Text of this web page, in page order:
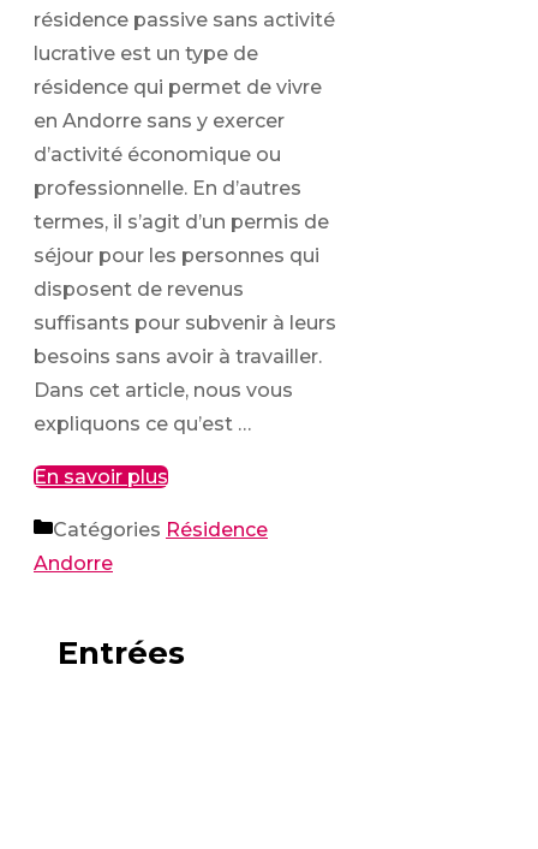
résidence passive sans activité
lucrative est un type de
résidence qui permet de vivre
en Andorre sans y exercer
d’activité économique ou
professionnelle. En d’autres
termes, il s’agit d’un permis de
séjour pour les personnes qui
disposent de revenus
suffisants pour subvenir à leurs
besoins sans avoir à travailler.
Dans cet article, nous vous
expliquons ce qu’est …
En savoir plus
Catégories Résidence
Andorre
Entrées